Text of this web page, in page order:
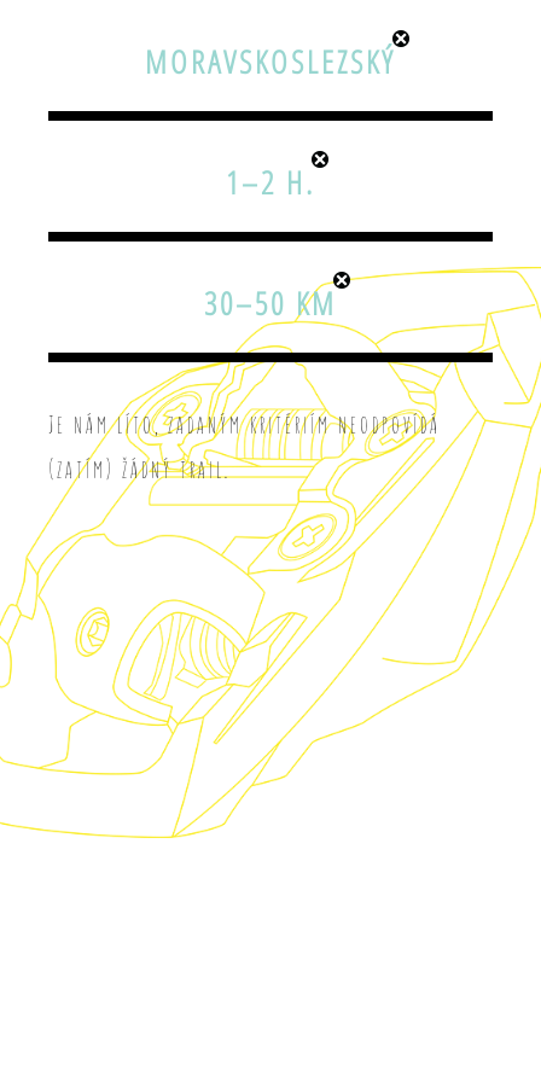
MORAVSKOSLEZSKÝ
1–2 H.
30–50 KM
Je nám líto, zadaným kritériím neodpovídá
(zatím) žádný trail.